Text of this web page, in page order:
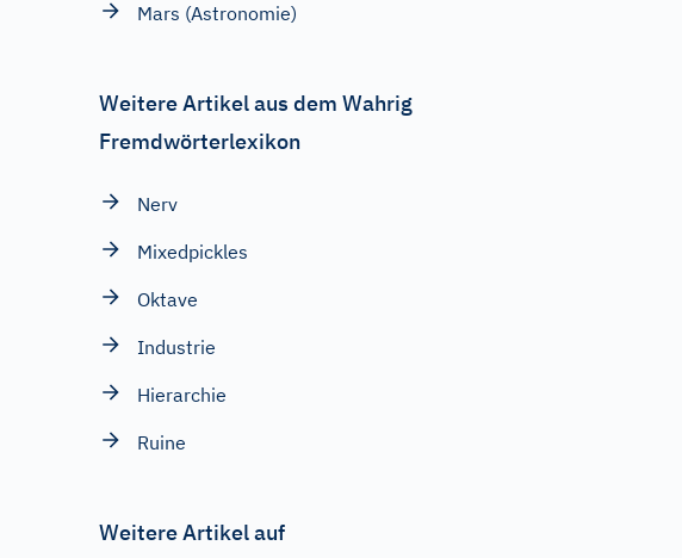
Mars (Astronomie)
Weitere Artikel aus dem Wahrig
Fremdwörterlexikon
Nerv
Mixedpickles
Oktave
Industrie
Hierarchie
Ruine
Weitere Artikel auf